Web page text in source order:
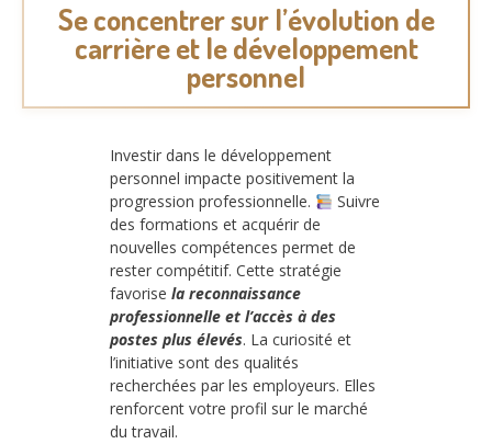
Se concentrer sur l’évolution de
carrière et le développement
personnel
Investir dans le développement
personnel impacte positivement la
progression professionnelle.
Suivre
des formations et acquérir de
nouvelles compétences permet de
rester compétitif. Cette stratégie
favorise la reconnaissance
professionnelle et l’accès à des
postes plus élevés. La curiosité et
l’initiative sont des qualités
recherchées par les employeurs. Elles
renforcent votre profil sur le marché
du travail.